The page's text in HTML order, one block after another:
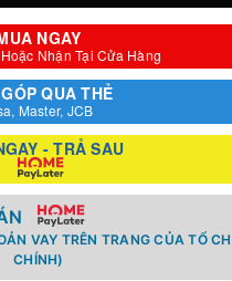
NGAY
Nhận Tại Cửa Hàng
QUA THẺ
Master, JCB
- TRẢ SAU
VAY TRÊN TRANG CỦA TỔ
CHÍNH)